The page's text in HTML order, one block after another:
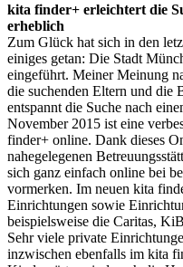
kita finder+ erleichtert die
erheblich
Zum Glück hat sich in den
einiges getan: Die Stadt
eingeführt. Meiner Meinung
die suchenden Eltern und die
entspannt die Suche nach
November 2015 ist eine
finder+ online. Dank dieses
nahegelegenen
sich ganz einfach online bei
vormerken. Im neuen kita
Einrichtungen sowie
beispielsweise die Caritas,
Sehr viele private
inzwischen ebenfalls im kita